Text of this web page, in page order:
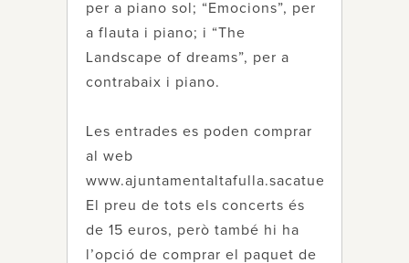
per a piano sol; “Emocions”, per
a flauta i piano; i “The
Landscape of dreams”, per a
contrabaix i piano.
Les entrades es poden comprar
al web
www.ajuntamentaltafulla.sacatuentrada.es.
El preu de tots els concerts és
de 15 euros, però també hi ha
l’opció de comprar el paquet de